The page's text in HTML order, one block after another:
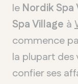
le Nordik Spa
Spa Village à
commence
la plupart des
confier ses